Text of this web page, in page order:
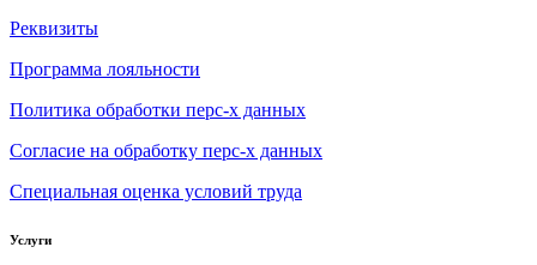
Реквизиты
Программа лояльности
Политика обработки перс-х данных
Согласие на обработку перс-х данных
Специальная оценка условий труда
Услуги